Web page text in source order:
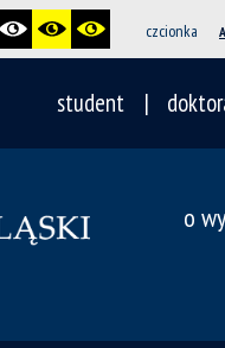
czcionka A
student
o